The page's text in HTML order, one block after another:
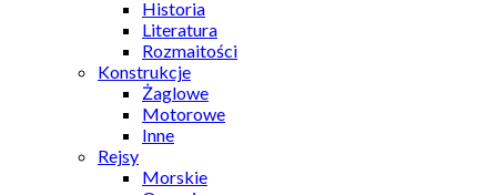
Historia
Literatura
Rozmaitości
Konstrukcje
Żaglowe
Motorowe
Inne
Rejsy
Morskie